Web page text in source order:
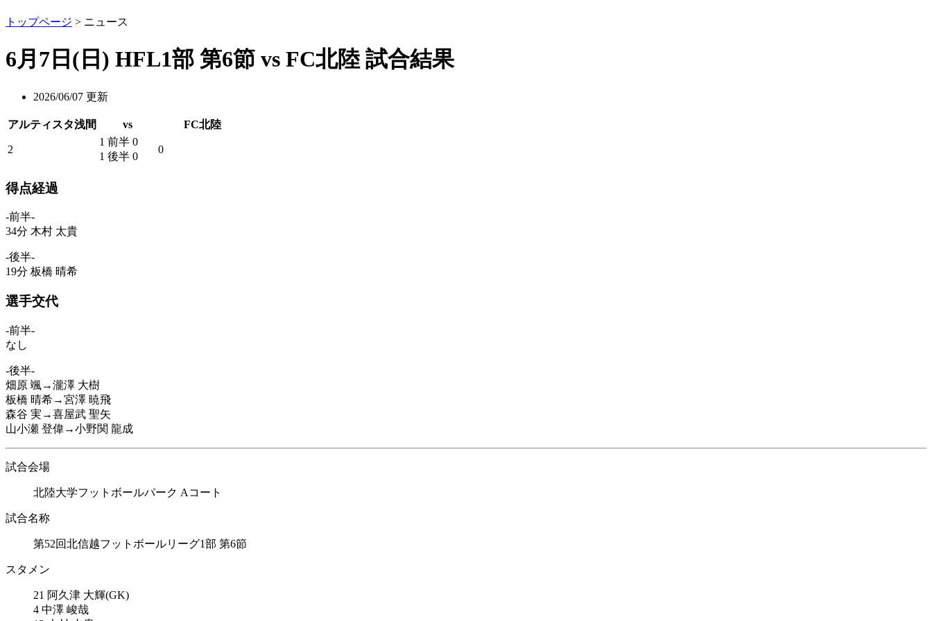
トップページ > ニュース
6月7日(日) HFL1部 第6節 vs FC北陸 試合結果
2026/06/07 更新
アルティスタ浅間 vs FC北陸
2
1 前半 0
1 後半 0
0
得点経過
-前半-
34分 木村 太貴
-後半-
19分 板橋 晴希
選手交代
-前半-
なし
-後半-
畑原 颯→瀧澤 大樹
板橋 晴希→宮澤 暁飛
森谷 実→喜屋武 聖矢
山小瀬 登偉→小野関 龍成
試合会場
北陸大学フットボールパーク Aコート
試合名称
第52回北信越フットボールリーグ1部 第6節
スタメン
21 阿久津 大輝(GK)
4 中澤 峻哉